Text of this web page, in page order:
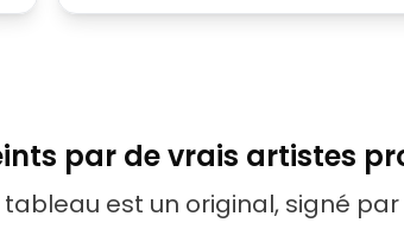
par de vrais artistes
est un original, signé